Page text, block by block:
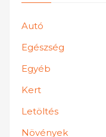
Autó
Egészség
Egyéb
Kert
Letöltés
Növények